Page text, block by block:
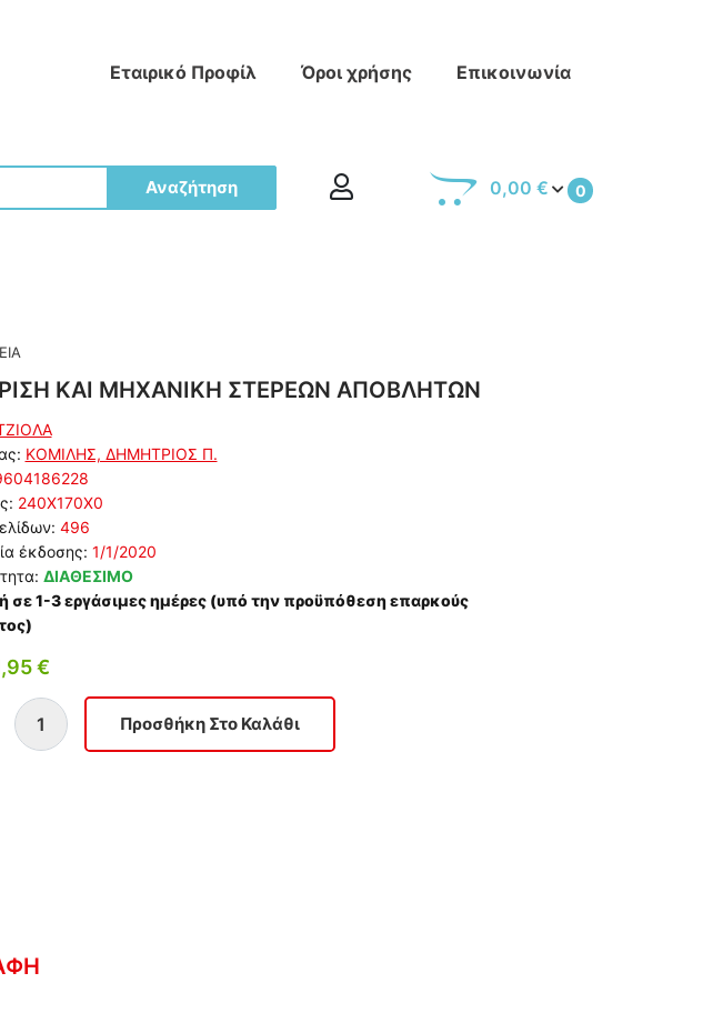
Εταιρικό Προφίλ Όροι χρήσης Επικοινωνία
Αναζήτηση 0
0,00 €
ΚΑΙ ΜΗΧΑΝΙΚΗ ΣΤΕΡΕΩΝ ΑΠΟΒΛΗΤΩΝ
ΚΟΜΙΛΗΣ, ΔΗΜΗΤΡΙΟΣ Π.
240Χ170Χ0
496
έκδοσης: 1/1/2020
ΔΙΑΘΕΣΙΜΟ
σε 1-3 εργάσιμες ημέρες (υπό την προϋπόθεση επαρκούς
€